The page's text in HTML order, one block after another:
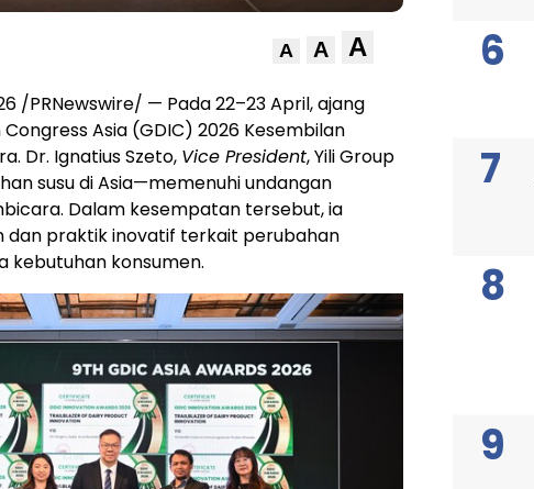
A A A
/PRNewswire/ — Pada 22–23 April, ajang
Asia (GDIC) 2026 Kesembilan
Dr. Ignatius Szeto, Vice President, Yili Group
susu di Asia—memenuhi undangan
Dalam kesempatan tersebut, ia
dan praktik inovatif terkait perubahan
kebutuhan konsumen.